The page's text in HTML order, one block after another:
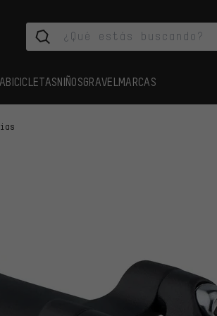
BICICLETASNIÑOSGRAVEL MARCAS